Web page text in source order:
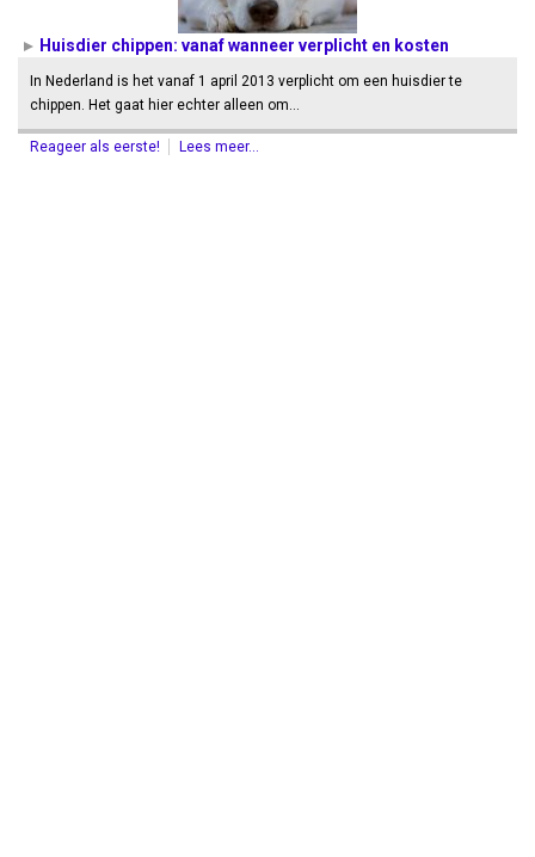
Huisdier chippen: vanaf wanneer verplicht en kosten
In Nederland is het vanaf 1 april 2013 verplicht om een huisdier te
chippen. Het gaat hier echter alleen om…
Reageer als eerste! Lees meer...